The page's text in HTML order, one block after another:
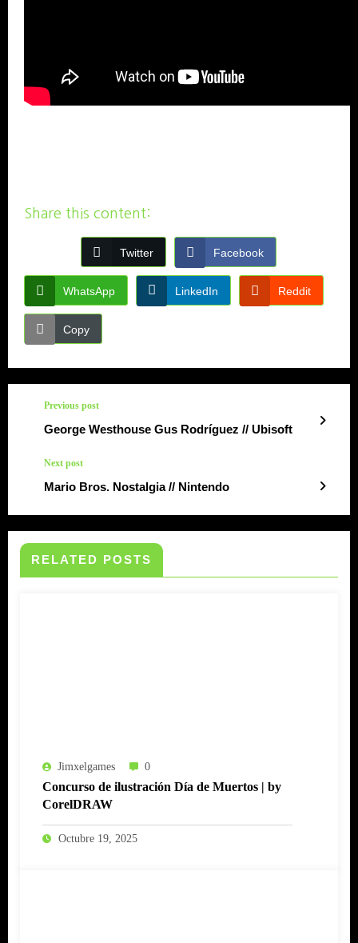
Share this content:
Twitter Facebook
WhatsApp LinkedIn Reddit
Copy
Previous post
George Westhouse Gus Rodríguez // Ubisoft
Next post
Mario Bros. Nostalgia // Nintendo
RELATED POSTS
Jimxelgames 0
Concurso de ilustración Día de Muertos | by
CorelDRAW
Octubre 19, 2025